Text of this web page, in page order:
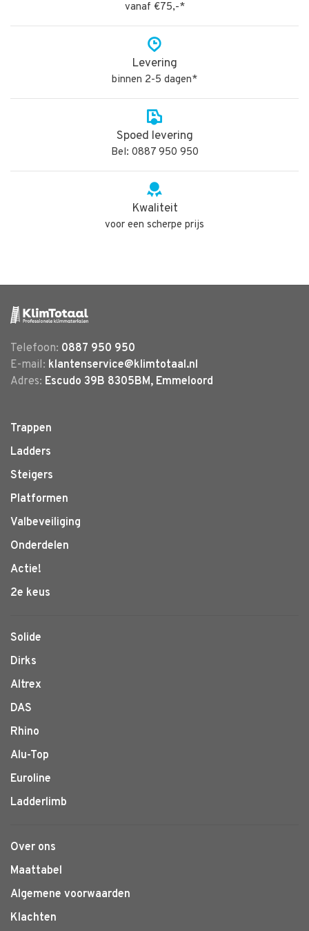
vanaf €75,-*
Levering
binnen 2-5 dagen*
Spoed levering
Bel: 0887 950 950
Kwaliteit
voor een scherpe prijs
Telefoon: 0887 950 950
E-mail: klantenservice@klimtotaal.nl
Adres: Escudo 39B 8305BM, Emmeloord
Trappen
Ladders
Steigers
Platformen
Valbeveiliging
Onderdelen
Actie!
2e keus
Solide
Dirks
Altrex
DAS
Rhino
Alu-Top
Euroline
Ladderlimb
Over ons
Maattabel
Algemene voorwaarden
Klachten